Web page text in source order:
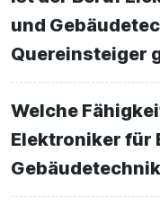
und
Quereinsteiger
Welche
Elektroniker für